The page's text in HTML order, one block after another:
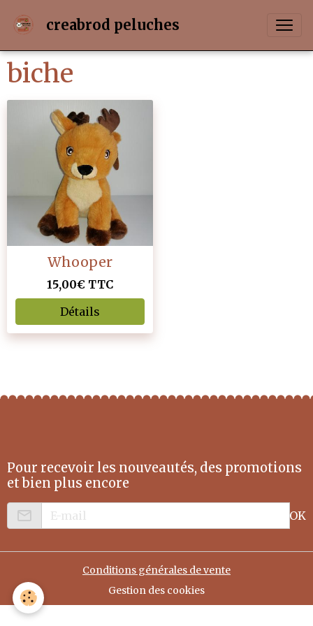
creabrod peluches
biche
Whooper
15,00€ TTC
Détails
Pour recevoir les nouveautés, des promotions
et bien plus encore
OK
Conditions générales de vente
Gestion des cookies